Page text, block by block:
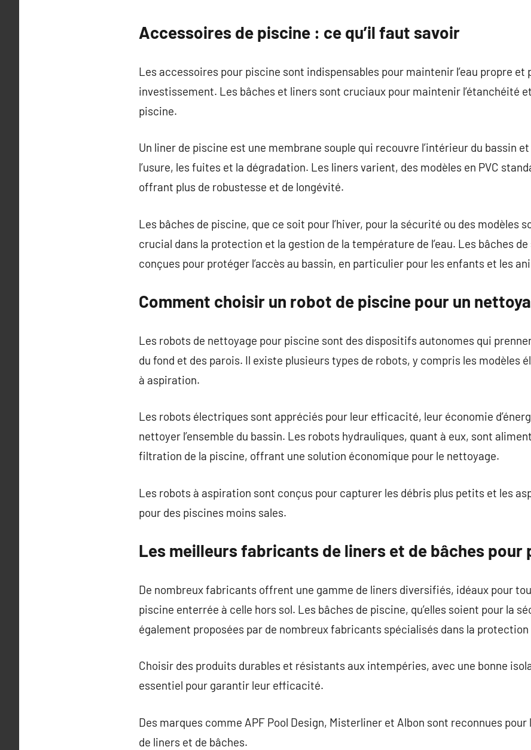
Accessoires de piscine : ce qu’il faut savoir
Les accessoires pour piscine sont indispensables pour maintenir l’eau propre et
investissement. Les bâches et liners sont cruciaux pour maintenir l’étanchéité
piscine.
Un liner de piscine est une membrane souple qui recouvre l’intérieur du bassin
l’usure, les fuites et la dégradation. Les liners varient, des modèles en PVC
offrant plus de robustesse et de longévité.
Les bâches de piscine, que ce soit pour l’hiver, pour la sécurité ou des modèles
crucial dans la protection et la gestion de la température de l’eau. Les bâches
conçues pour protéger l’accès au bassin, en particulier pour les enfants et les
Comment choisir un robot de piscine pour un
Les robots de nettoyage pour piscine sont des dispositifs autonomes qui
du fond et des parois. Il existe plusieurs types de robots, y compris les modèles
à aspiration.
Les robots électriques sont appréciés pour leur efficacité, leur économie
nettoyer l’ensemble du bassin. Les robots hydrauliques, quant à eux, sont
filtration de la piscine, offrant une solution économique pour le nettoyage.
Les robots à aspiration sont conçus pour capturer les débris plus petits et les
pour des piscines moins sales.
Les meilleurs fabricants de liners et de bâches pour
De nombreux fabricants offrent une gamme de liners diversifiés, idéaux pour
piscine enterrée à celle hors sol. Les bâches de piscine, qu’elles soient pour la
également proposées par de nombreux fabricants spécialisés dans la
Choisir des produits durables et résistants aux intempéries, avec une bonne
essentiel pour garantir leur efficacité.
Des marques comme APF Pool Design, Misterliner et Albon sont reconnues
de liners et de bâches.